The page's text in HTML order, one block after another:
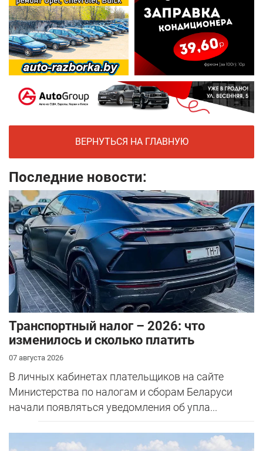
ВЕРНУТЬСЯ НА ГЛАВНУЮ
Последние новости:
Транспортный налог – 2026: что
изменилось и сколько платить
07 августа 2026
В личных кабинетах плательщиков на сайте
Министерства по налогам и сборам Беларуси
начали появляться уведомления об упла...